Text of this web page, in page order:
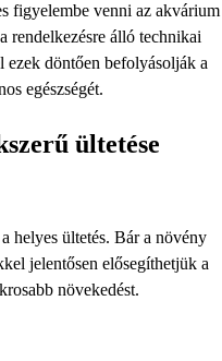
figyelembe venni az akvárium
rendelkezésre álló technikai
ezek döntően befolyásolják a
egészségét.
ültetése
helyes ültetés. Bár a növény
jelentősen elősegíthetjük a
növekedést.